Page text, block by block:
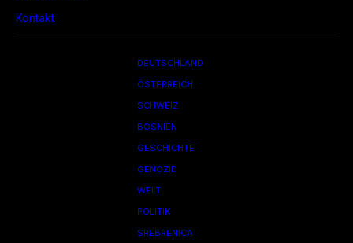
Kontakt
DEUTSCHLAND
ÖSTERREICH
SCHWEIZ
BOSNIEN
GESCHICHTE
GENOZID
WELT
POLITIK
SREBRENICA